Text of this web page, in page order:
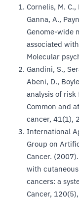
Cornelis, M.
Ganna, A.,
Genome-wide
associated
Molecular
Gandini, S.,
Abeni, D.,
analysis of risk
Common and
cancer, 41(1),
International
Group on
Cancer.
with
cancers: a
Cancer,